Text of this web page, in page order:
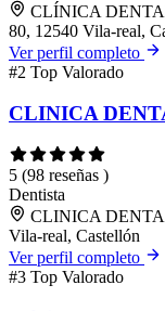
CLÍNICA
80, 12540 Vila-real,
Ver perfil completo
#2 Top Valorado
CLINICA
5 (98 reseñas )
Dentista
CLINICA
Vila-real, Castellón
Ver perfil completo
#3 Top Valorado